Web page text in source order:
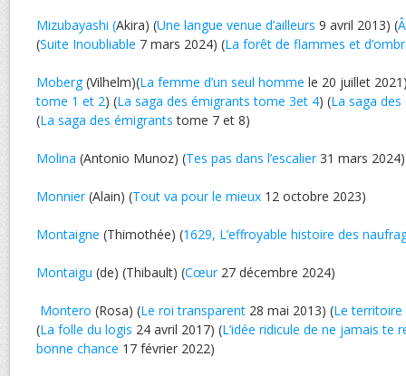
Mizubayashi (Akira) (Une langue venue d’ailleurs 9 avril 2013) (
(Suite Inoubliable 7 mars 2024) (La forêt de flammes et
Moberg(Vilhelm)(La femme d’un seul homme le 20 juillet
tome 1 et 2) (La saga des émigrants tome 3et 4) (La saga
(La saga des émigrants tome 7 et 8)
Molina (Antonio Munoz) (Tes pas dans l’escalier31 mars 2024)
Monnier(Alain) (Tout va pour le mieux 12 octobre 2023)
Montaigne (Thimothée) (1629, L’effroyable histoire des
Montaigu (de) (Thibault) (Cœur27 décembre 2024)
Montero (Rosa) (Le roi transparent 28 mai 2013) (Le territoire
(La folle du logis 24 avril 2017) (L’idée ridicule de ne jamais te
bonne chance 17 février 2022)